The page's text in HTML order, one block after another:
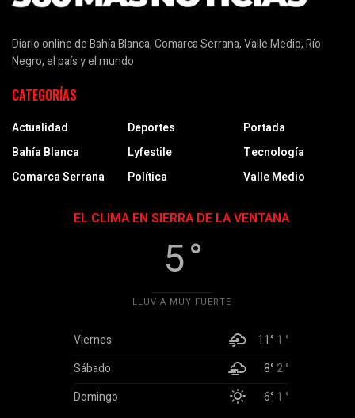
Diario online de Bahía Blanca, Comarca Serrana, Valle Medio, Río
Negro, el país y el mundo
CATEGORÍAS
Actualidad
Bahía Blanca
Comarca Serrana
Deportes
Lyfestile
Política
Portada
Tecnología
Valle Medio
EL CLIMA EN SIERRA DE LA VENTANA
5 °
LLUVIA MUY FUERTE
Viernes 11° 1 °
Sábado
8°2 °
Domingo
6° 1 °